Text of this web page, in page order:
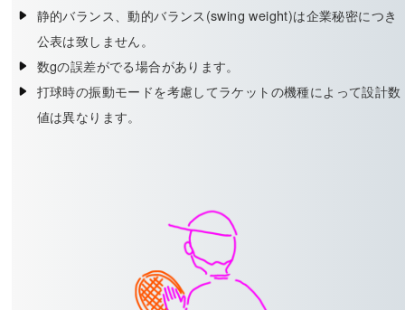
静的バランス、動的バランス(swing weight)は企業秘密につき
公表は致しません。
数gの誤差がでる場合があります。
打球時の振動モードを考慮してラケットの機種によって設計数
値は異なります。